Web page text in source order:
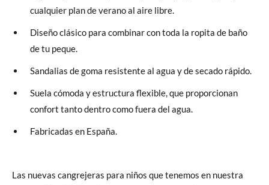
cualquier plan de verano al aire libre.
Diseño clásico para combinar con toda la ropita de baño
de tu peque.
Sandalias de goma resistente al agua y de secado rápido.
Suela cómoda y estructura flexible, que proporcionan
confort tanto dentro como fuera del agua.
Fabricadas en España.
Las nuevas cangrejeras para niños que tenemos en nuestra